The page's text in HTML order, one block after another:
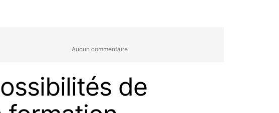
Aucun commentaire
de